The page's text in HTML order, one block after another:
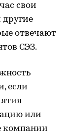
свои
отвечают
СЭЗ.
если
или
компании